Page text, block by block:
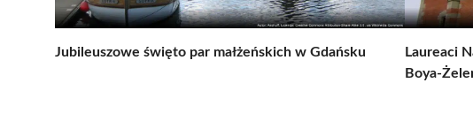
Jubileuszowe święto par małżeńskich w Gdańsku
Laureaci
Boya-